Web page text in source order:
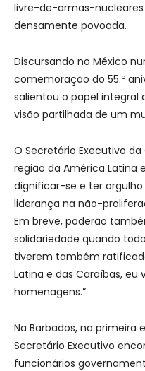
livre-de-armas-
densamente povoada.
Discursando no México
comemoração do 55.º
salientou o papel integral
visão partilhada de um
O Secretário Executivo da
região da América Latina
dignificar-se e ter
liderança na não-
Em breve, poderão
solidariedade quando
tiverem também
Latina e das Caraíbas, eu
homenagens.”
Na Barbados, na primeira
Secretário Executivo
funcionários